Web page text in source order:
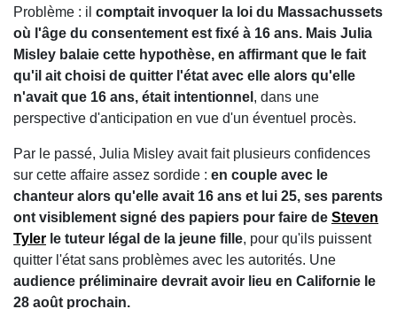
Problème : il comptait invoquer la loi du Massachussets
où l'âge du consentement est fixé à 16 ans. Mais Julia
Misley balaie cette hypothèse, en affirmant que le fait
qu'il ait choisi de quitter l'état avec elle alors qu'elle
n'avait que 16 ans, était intentionnel , dans une
perspective d'anticipation en vue d'un éventuel procès.
Par le passé, Julia Misley avait fait plusieurs confidences
sur cette affaire assez sordide : en couple avec le
chanteur alors qu'elle avait 16 ans et lui 25, ses parents
ont visiblement signé des papiers pour faire de Steven
Tyler le tuteur légal de la jeune fille, pour qu'ils puissent
quitter l'état sans problèmes avec les autorités. Une
audience préliminaire devrait avoir lieu en Californie le
28 août prochain.